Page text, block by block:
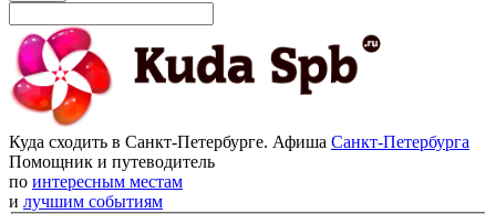
Куда сходить в Санкт-Петербурге. Афиша Санкт-Петербурга
Помощник и путеводитель
по интересным местам
и лучшим событиям